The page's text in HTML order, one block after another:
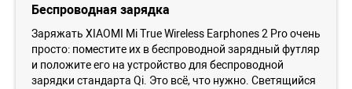
Беспроводная зарядка
Заряжать XIAOMI Mi True Wireless Earphones 2 Pro очень
просто: поместите их в беспроводной зарядный футляр
и положите его на устройство для беспроводной
зарядки стандарта Qi. Это всё, что нужно. Светящийся